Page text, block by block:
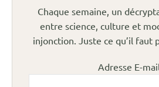
Chaque semaine, un
entre science, culture et
injonction. Juste ce qu’il faut
Adresse E-